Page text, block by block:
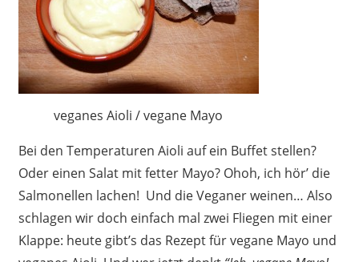
veganes Aioli / vegane Mayo
Bei den Temperaturen Aioli auf ein Buffet stellen?
Oder einen Salat mit fetter Mayo? Ohoh, ich hör’ die
Salmonellen lachen! Und die Veganer weinen… Also
schlagen wir doch einfach mal zwei Fliegen mit einer
Klappe: heute gibt’s das Rezept für vegane Mayo und